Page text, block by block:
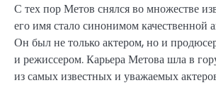
С тех пор Метов снялся во множестве
его имя стало синонимом качественной
Он был не только актером, но и
и режиссером. Карьера Метова шла в
из самых известных и уважаемых